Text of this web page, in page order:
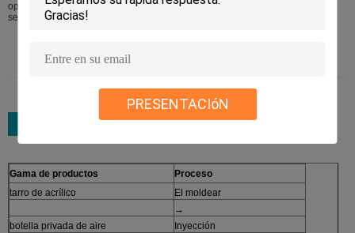
PRESENTACIóN
opciones multipal de la decoración del → con cualquier color disponible
según el cierto proceso
Gama de productos
Proceso
tarro de acrílico
El moldear
→
botella privada de aire
Inyección